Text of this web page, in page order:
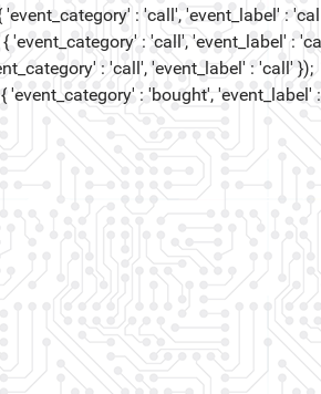
: 'call', 'event_label' :
'event_category' : 'call', 'event_label' :
: 'call', 'event_label' : 'call' });
'event_category' : 'bought', 'event_label' :